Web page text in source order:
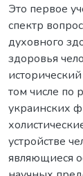
Это первое
спектр
духовного
здоровья
том числе по
украинских
устройстве
являющиеся